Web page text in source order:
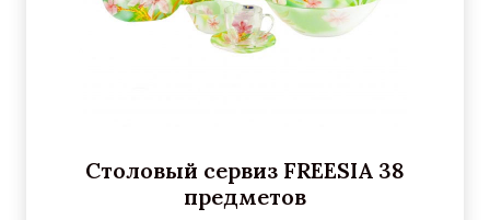
Столовый сервиз FREESIA 38
предметов